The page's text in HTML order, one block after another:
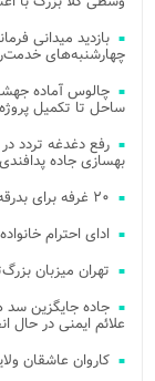
چهارشنبه‌های
ساحل تا تکمیل
رفع دغدغه تردد
بهسازی جاده
۲۰ غرفه برای بدرقه زائران آقای شهید ایران در مسیر طریق الرضا برپا شد
ادای احترام
تهران میزبان
جاده جایگزین
علائم ایمنی در حال
کاروان عاشقان ولایت با ۲ دستگاه اتوبوس از بلده